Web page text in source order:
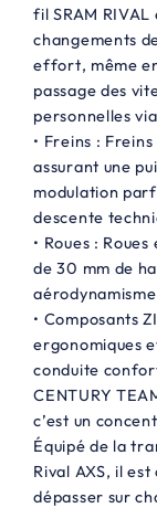
fil SRAM RIVAL
changements
effort, même
passage des
personnelles
• Freins :
assurant une
modulation
descente
• Roues :
de 30 mm de
• Composants
ergonomiques
conduite
CENTURY
c’est un
Équipé de la
Rival AXS, il
dépasser sur